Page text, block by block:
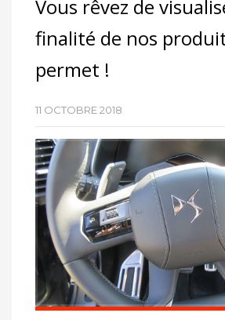
Vous rêvez de
finalité de nos
permet !
11 OCTOBRE 2018